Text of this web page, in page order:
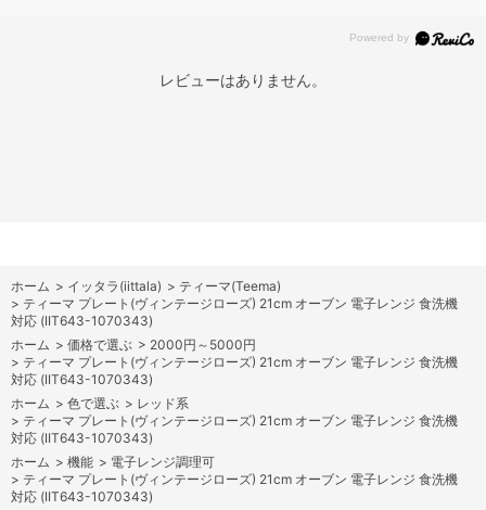
レビューはありません。
ホーム > イッタラ(iittala) > ティーマ(Teema)
> ティーマ プレート(ヴィンテージローズ) 21cm オーブン 電子レンジ 食洗機
対応 (IIT643-1070343)
ホーム > 価格で選ぶ > 2000円～5000円
> ティーマ プレート(ヴィンテージローズ) 21cm オーブン 電子レンジ 食洗機
対応 (IIT643-1070343)
ホーム > 色で選ぶ > レッド系
> ティーマ プレート(ヴィンテージローズ) 21cm オーブン 電子レンジ 食洗機
対応 (IIT643-1070343)
ホーム > 機能 > 電子レンジ調理可
> ティーマ プレート(ヴィンテージローズ) 21cm オーブン 電子レンジ 食洗機
対応 (IIT643-1070343)